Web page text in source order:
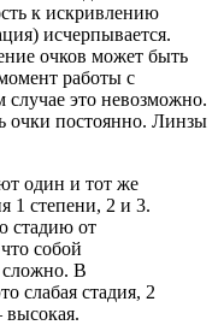
к искривлению
исчерпывается.
очков может быть
работы с
это невозможно.
очки постоянно. Линзы
один и тот же
1 степени, 2 и 3.
стадию от
собой
сложно. В
слабая стадия, 2
высокая.